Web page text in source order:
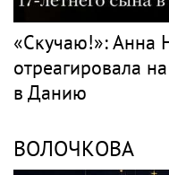
«Скучаю!»: Анна
отреагировала
в Данию
ВОЛОЧКОВА